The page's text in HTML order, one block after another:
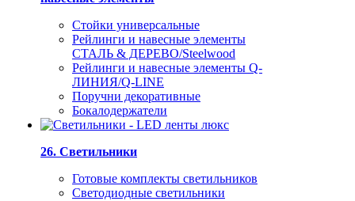
Стойки универсальные
Рейлинги и навесные элементы
СТАЛЬ & ДЕРЕВО/Steelwood
Рейлинги и навесные элементы Q-
ЛИНИЯ/Q-LINE
Поручни декоративные
Бокалодержатели
26. Светильники
Готовые комплекты светильников
Светодиодные светильники